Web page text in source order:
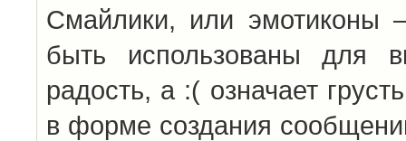
Смайлики, или эмотиконы
быть использованы для
радость, а :( означает
в форме создания